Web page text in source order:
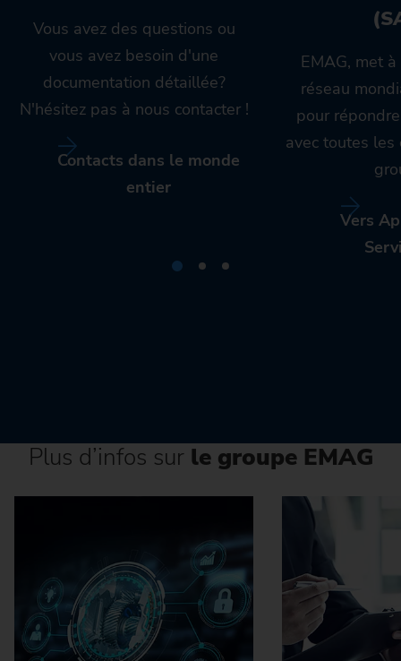
Vous avez des questions ou
vous avez besoin d'une
documentation détaillée?
N'hésitez pas à nous contacter !
Contacts dans le monde
entier
EMAG, met
réseau
pour
avec toutes les
Vers
Plus d’infos sur le groupe EMAG